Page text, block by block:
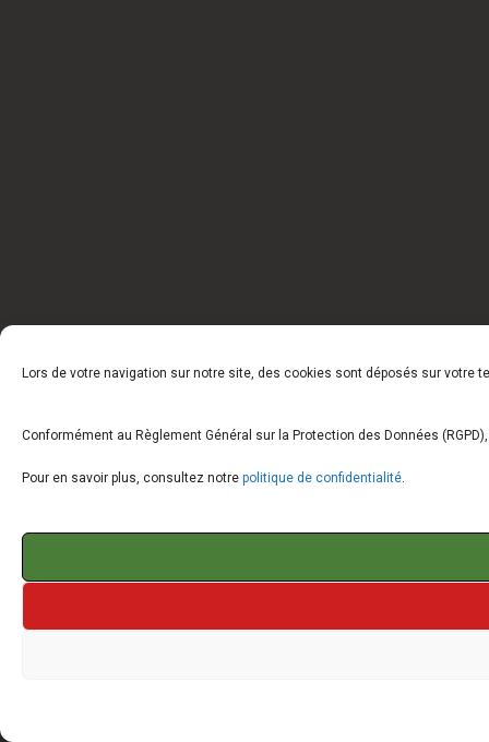
Lors de votre navigation sur notre site, des cookies sont déposés sur votre
Conformément au Règlement Général sur la Protection des Données
Pour en savoir plus, consultez notre politique de confidentialité.